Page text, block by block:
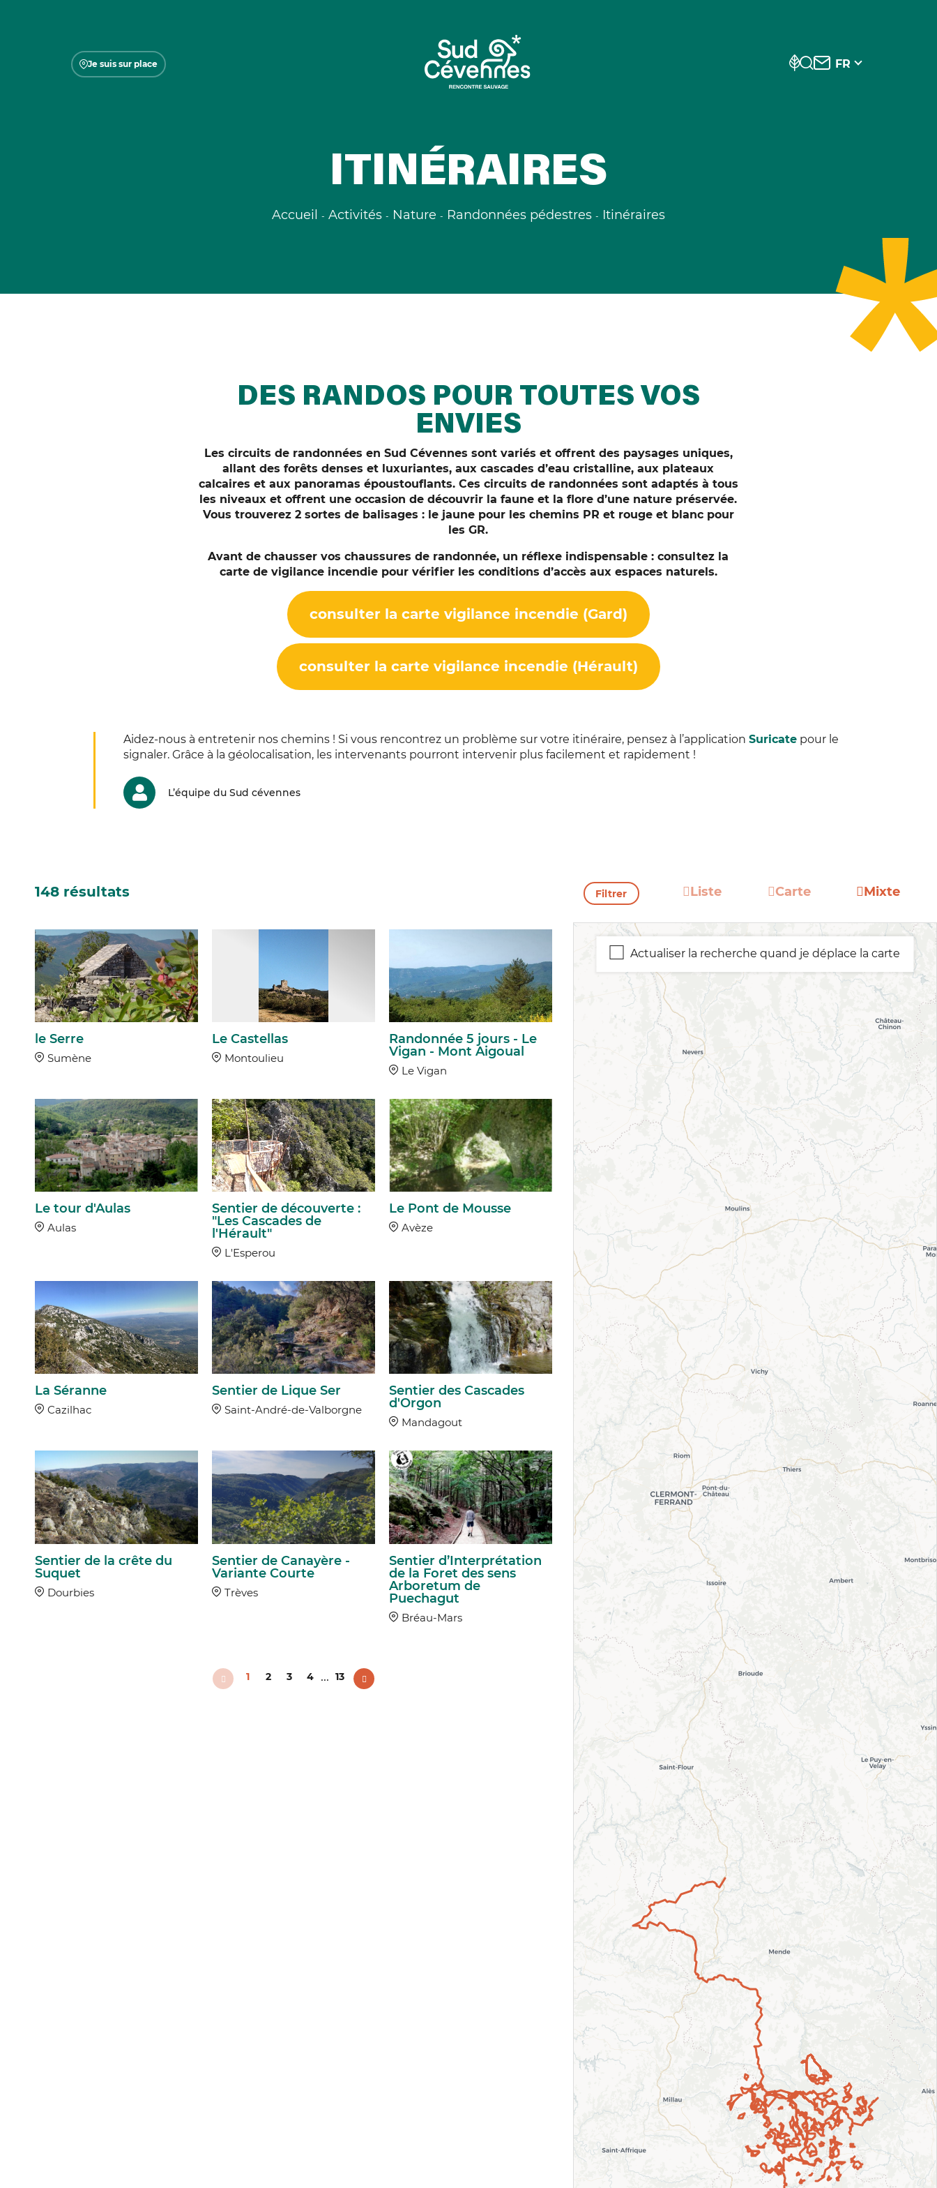
Je suis sur place FR
ITINÉRAIRES
Accueil Activités Nature Randonnées pédestres Itinéraires
DES RANDOS POUR TOUTES VOS
ENVIES
Les circuits de randonnées en Sud Cévennes sont variés et offrent des paysages uniques,
allant des forêts denses et luxuriantes, aux cascades d’eau cristalline, aux plateaux
calcaires et aux panoramas époustouflants. Ces circuits de randonnées sont adaptés à tous
les niveaux et offrent une occasion de découvrir la faune et la flore d’une nature préservée.
Vous trouverez 2 sortes de balisages : le jaune pour les chemins PR et rouge et blanc pour
les GR.
Avant de chausser vos chaussures de randonnée, un réflexe indispensable : consultez la
carte de vigilance incendie pour vérifier les conditions d’accès aux espaces naturels.
consulter la carte vigilance incendie (Gard)
consulter la carte vigilance incendie (Hérault)
Aidez-nous à entretenir nos chemins ! Si vous rencontrez un problème sur votre itinéraire, pensez à l’application Suricate pour le
signaler. Grâce à la géolocalisation, les intervenants pourront intervenir plus facilement et rapidement !
L’équipe du Sud cévennes
148 résultats Filtrer Liste Carte Mixte
le Serre
Sumène
Le Castellas
Montoulieu
Randonnée 5 jours - Le
Vigan - Mont Aigoual
Le Vigan
Le tour d'Aulas
Aulas
Sentier de découverte :
"Les Cascades de
l'Hérault"
L'Esperou
Le Pont de Mousse
Avèze
La Séranne
Cazilhac
Sentier de Lique Ser
Saint-André-de-Valborgne
Sentier des Cascades
d'Orgon
Mandagout
Sentier de la crête du
Suquet
Dourbies
Sentier de Canayère -
Variante Courte
Trèves
Sentier d’Interprétation
de la Foret des sens
Arboretum de
Puechagut
Bréau-Mars
1 2 3 4 ... 13
Actualiser la recherche quand je déplace la carte